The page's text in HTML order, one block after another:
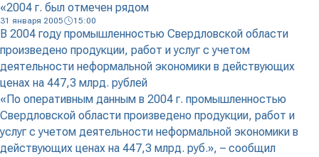
«2004 г. был отмечен рядом
31 января 2005 15:00
В 2004 году промышленностью Свердловской области
произведено продукции, работ и услуг с учетом
деятельности неформальной экономики в действующих
ценах на 447,3 млрд. рублей
«По оперативным данным в 2004 г. промышленностью
Свердловской области произведено продукции, работ и
услуг с учетом деятельности неформальной экономики в
действующих ценах на 447,3 млрд. руб.», – сообщил